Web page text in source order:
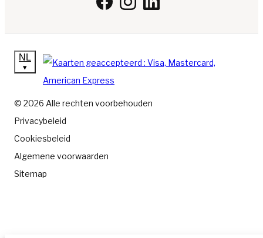
© 2026 Alle rechten voorbehouden
Privacybeleid
Cookiesbeleid
Algemene voorwaarden
Sitemap
NL
▾